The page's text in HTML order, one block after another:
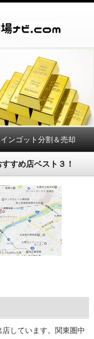
インゴット分割＆売却
すめ店ベスト３！
しています。関東圏中